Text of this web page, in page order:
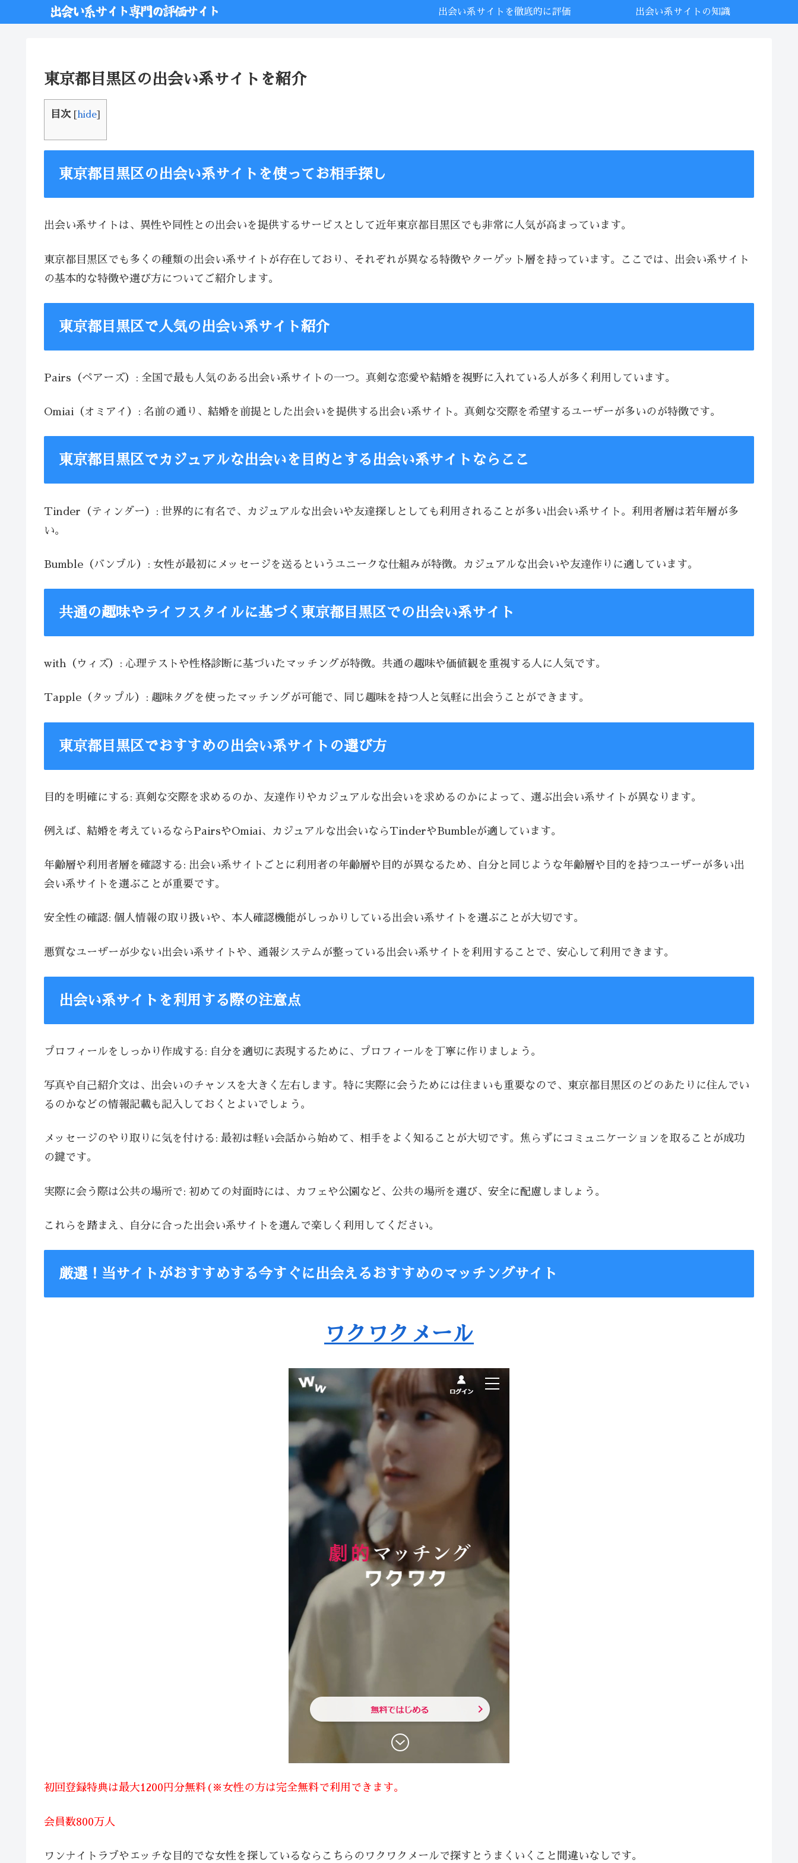
出会い系サイトを徹底的に評価 出会い系サイトの知識
東京都目黒区の出会い系サイトを紹介
目次 hide
東京都目黒区の出会い系サイトを使ってお相手探し
出会い系サイトは、異性や同性との出会いを提供するサービスとして近年東京都目黒区でも非常に人気が高まっています。
東京都目黒区でも多くの種類の出会い系サイトが存在しており、それぞれが異なる特徴やターゲット層を持っています。ここでは、出会い系サイト
の基本的な特徴や選び方についてご紹介します。
東京都目黒区で人気の出会い系サイト紹介
Pairs（ペアーズ）: 全国で最も人気のある出会い系サイトの一つ。真剣な恋愛や結婚を視野に入れている人が多く利用しています。
Omiai（オミアイ）: 名前の通り、結婚を前提とした出会いを提供する出会い系サイト。真剣な交際を希望するユーザーが多いのが特徴です。
東京都目黒区でカジュアルな出会いを目的とする出会い系サイトならここ
Tinder（ティンダー）: 世界的に有名で、カジュアルな出会いや友達探しとしても利用されることが多い出会い系サイト。利用者層は若年層が多
い。
Bumble（バンブル）: 女性が最初にメッセージを送るというユニークな仕組みが特徴。カジュアルな出会いや友達作りに適しています。
共通の趣味やライフスタイルに基づく東京都目黒区での出会い系サイト
with（ウィズ）: 心理テストや性格診断に基づいたマッチングが特徴。共通の趣味や価値観を重視する人に人気です。
Tapple（タップル）: 趣味タグを使ったマッチングが可能で、同じ趣味を持つ人と気軽に出会うことができます。
東京都目黒区でおすすめの出会い系サイトの選び方
目的を明確にする: 真剣な交際を求めるのか、友達作りやカジュアルな出会いを求めるのかによって、選ぶ出会い系サイトが異なります。
例えば、結婚を考えているならPairsやOmiai、カジュアルな出会いならTinderやBumbleが適しています。
年齢層や利用者層を確認する: 出会い系サイトごとに利用者の年齢層や目的が異なるため、自分と同じような年齢層や目的を持つユーザーが多い出
会い系サイトを選ぶことが重要です。
安全性の確認: 個人情報の取り扱いや、本人確認機能がしっかりしている出会い系サイトを選ぶことが大切です。
悪質なユーザーが少ない出会い系サイトや、通報システムが整っている出会い系サイトを利用することで、安心して利用できます。
出会い系サイトを利用する際の注意点
プロフィールをしっかり作成する: 自分を適切に表現するために、プロフィールを丁寧に作りましょう。
写真や自己紹介文は、出会いのチャンスを大きく左右します。特に実際に会うためには住まいも重要なので、東京都目黒区のどのあたりに住んでい
るのかなどの情報記載も記入しておくとよいでしょう。
メッセージのやり取りに気を付ける: 最初は軽い会話から始めて、相手をよく知ることが大切です。焦らずにコミュニケーションを取ることが成功
の鍵です。
実際に会う際は公共の場所で: 初めての対面時には、カフェや公園など、公共の場所を選び、安全に配慮しましょう。
これらを踏まえ、自分に合った出会い系サイトを選んで楽しく利用してください。
厳選！当サイトがおすすめする今すぐに出会えるおすすめのマッチングサイト
ワクワクメール
初回登録特典は最大1200円分無料(※女性の方は完全無料で利用できます。
会員数800万人
ワンナイトラブやエッチな目的でな女性を探しているならこちらのワクワクメールで探すとうまくいくこと間違いなしです。